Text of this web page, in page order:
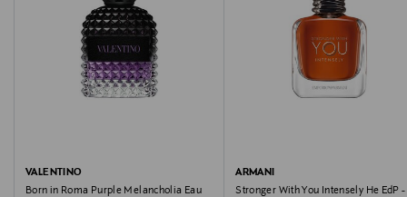
ANTHRANILATE • CITRAL • CITRONELLOL • CI 15510 /
ORANGE 4 • CI 60730 / EXT. VIOLET 2 • TERPINEOL •
BENZALDEHYDE • CAMPHOR • TERPINOLENE •
MENTHA PIPERITA OIL • GERANYL ACETATE • CI 14700
/ RED 4 (F.I.L. N70081199/1).
Ranska
VALENTINO
Born in Roma Purple Melancholia Eau
ARMANI
Stronger With You Intensely He EdP -